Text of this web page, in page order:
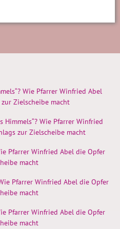
Wie Pfarrer Winfried Abel
Zielscheibe macht
Himmels“? Wie Pfarrer Winfried
zur Zielscheibe macht
Pfarrer Winfried Abel die Opfer
macht
Pfarrer Winfried Abel die Opfer
macht
Pfarrer Winfried Abel die Opfer
macht